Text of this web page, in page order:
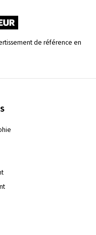
de référence en